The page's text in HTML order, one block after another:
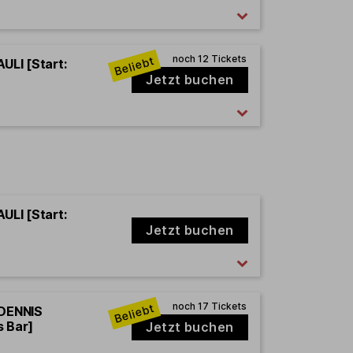
[Start:
Jetzt buchen
[Start:
Jetzt buchen
Bar]
Jetzt buchen